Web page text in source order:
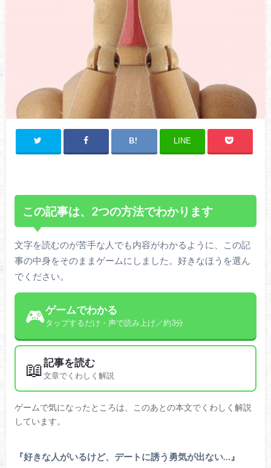
LINE
この記事は、2つの方法でわかります
文字を読むのが苦手な人でも内容がわかるように、この記
事の中身をそのままゲームにしました。好きなほうを選ん
でください。
🎮ゲームでわかる
タップするだけ・声で読み上げ／約3分
📖記事を読む
文章でくわしく解説
ゲームで気になったところは、このあとの本文でくわしく解説
しています。
『好きな人がいるけど、デートに誘う勇気が出ない…』